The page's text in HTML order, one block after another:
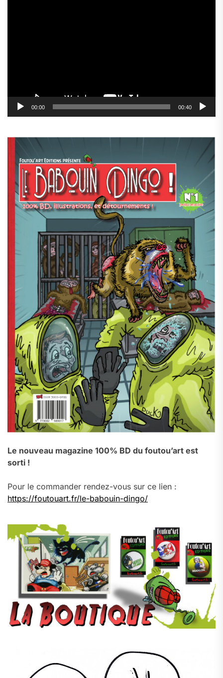
00:00 00:40
Le nouveau magazine 100% BD du foutou’art est
sorti !
Pour le commander rendez-vous sur ce lien :
https://foutouart.fr/le-babouin-dingo/